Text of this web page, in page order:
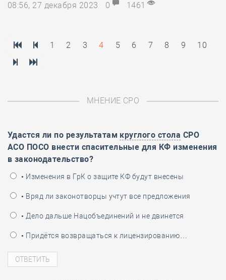
08:56, 27 декабря 2023
0 1461
1 2 3 4 5 6 7 8 9 10
МНЕНИЕ СРО
Удастся ли по результатам круглого стола СРО
АСО ПОСО внести спасительные для КФ изменения
в законодательство?
• Изменения в ГрК о защите КФ будут внесены
• Вряд ли законотворцы учтут все предложения
• Дело дальше Нацобъединений и не двинется
• Придётся возвращаться к лицензированию…